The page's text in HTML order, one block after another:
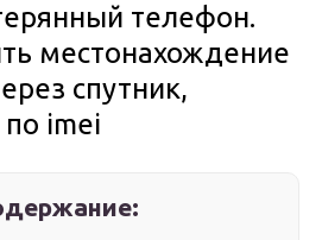
телефон.
местонахождение
спутник,
imei